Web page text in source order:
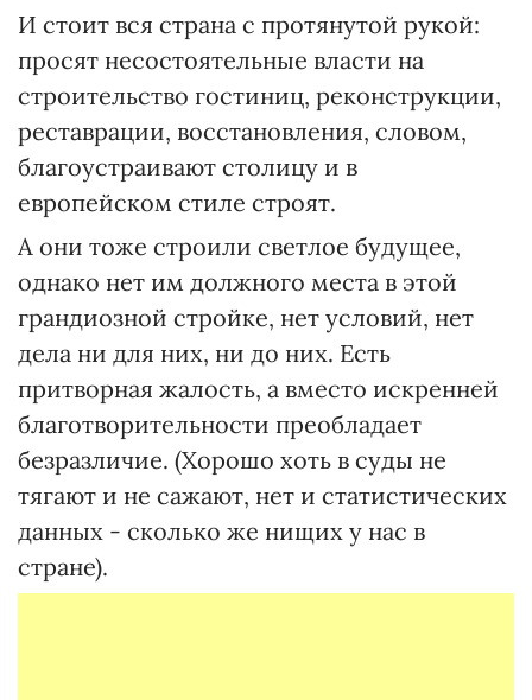
И стоит вся страна с протянутой рукой:
просят несостоятельные власти на
строительство гостиниц, реконструкции,
реставрации, восстановления, словом,
благоустраивают столицу и в
европейском стиле строят.
А они тоже строили светлое будущее,
однако нет им должного места в этой
грандиозной стройке, нет условий, нет
дела ни для них, ни до них. Есть
притворная жалость, а вместо искренней
благотворительности преобладает
безразличие. (Хорошо хоть в суды не
тягают и не сажают, нет и статистических
данных - сколько же нищих у нас в
стране).